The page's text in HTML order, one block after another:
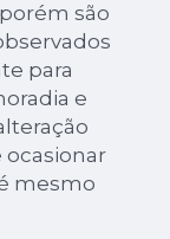
são
para
e
ocasionar
mesmo